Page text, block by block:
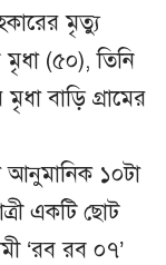
মৃত্যু
(৫০), তিনি
বাড়ি গ্রামের
আনুমানিক ১০টা
একটি ছোট
‘রব রব ০৭’